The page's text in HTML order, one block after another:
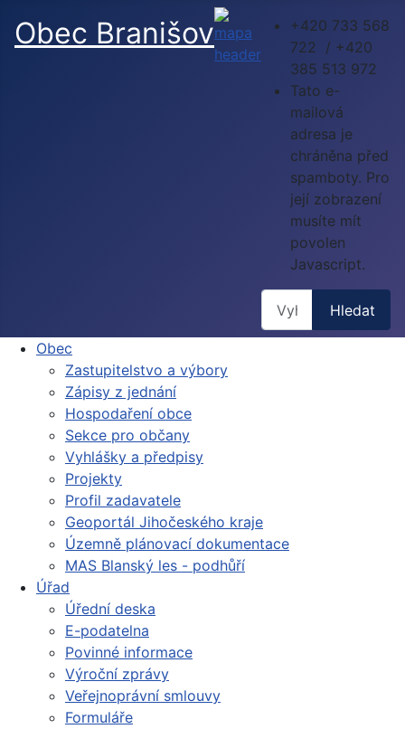
Obec Branišov
+420 733 568
722 / +420
385 513 972
Tato e-
mailová
adresa je
chráněna před
spamboty. Pro
její zobrazení
musíte mít
povolen
Javascript.
Hledat
Obec
Zastupitelstvo a výbory
Zápisy z jednání
Hospodaření obce
Sekce pro občany
Vyhlášky a předpisy
Projekty
Profil zadavatele
Geoportál Jihočeského kraje
Územně plánovací dokumentace
MAS Blanský les - podhůří
Úřad
Úřední deska
E-podatelna
Povinné informace
Výroční zprávy
Veřejnoprávní smlouvy
Formuláře